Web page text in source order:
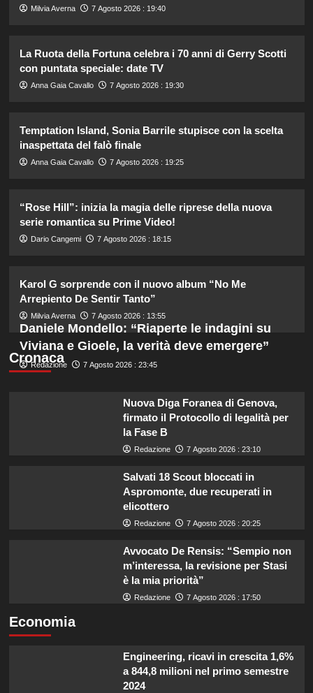
4
5
sogno con le amiche prima del
matrimonio con Damiano David.
1
Phillips: l’eleganza estiva che non
dimenticherò mai.
2
Danilo D’Angelo: “Dopo Francesca,
faccio fatica a ritrovare me stesso”
3
Marzia: vacanza da sogno in
Sardegna!
Tradimenti di Benjamin Mascolo:
Bella Thorne rivela i segreti nascosti
Dove Cameron in Italia: vacanze da
sogno con le amiche prima del
matrimonio con Damiano David.
Milvia Averna 7 Agosto 2026 : 19:40
La Ruota della Fortuna celebra i 70 anni di Gerry Scotti
con puntata speciale: date TV
Anna Gaia Cavallo 7 Agosto 2026 : 19:30
Temptation Island, Sonia Barrile stupisce con la scelta
inaspettata del falò finale
Anna Gaia Cavallo 7 Agosto 2026 : 19:25
“Rose Hill”: inizia la magia delle riprese della nuova
serie romantica su Prime Video!
Dario Cangemi 7 Agosto 2026 : 18:15
Karol G sorprende con il nuovo album “No Me
Arrepiento De Sentir Tanto”
Milvia Averna 7 Agosto 2026 : 13:55
Cronaca
Daniele Mondello: “Riaperte le indagini su
Viviana e Gioele, la verità deve emergere”
Redazione 7 Agosto 2026 : 23:45
Nuova Diga Foranea di Genova,
firmato il Protocollo di legalità per
la Fase B
Redazione 7 Agosto 2026 : 23:10
Salvati 18 Scout bloccati in
Aspromonte, due recuperati in
elicottero
Redazione 7 Agosto 2026 : 20:25
Avvocato De Rensis: “Sempio non
m’interessa, la revisione per Stasi
è la mia priorità”
Redazione 7 Agosto 2026 : 17:50
Economia
Engineering, ricavi in crescita 1,6%
a 844,8 milioni nel primo semestre
2024